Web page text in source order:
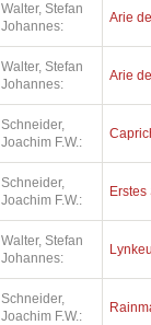
Walter, Stefan
Johannes:
Arie
Walter, Stefan
Johannes:
Arie
Schneider,
Joachim F.W.:
Schneider,
Joachim F.W.:
Walter, Stefan
Johannes:
Schneider,
Joachim F.W.: